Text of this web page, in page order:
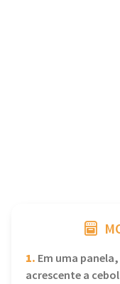
1. Em uma
acrescente a